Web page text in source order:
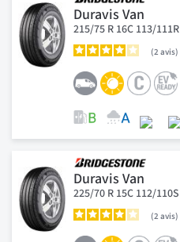
Duravis Van
215/75 R 16C 113/111R
2 avis
Duravis Van
225/70 R 15C 112/110S
2 avis